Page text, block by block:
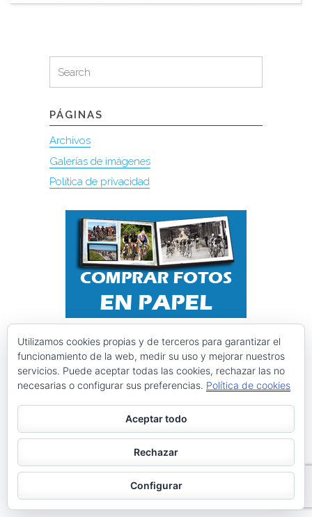
for:
Search
PÁGINAS
Archivos
Galerías de imágenes
Política de privacidad
Instagram @ciclismoasturias
Utilizamos cookies propias y de terceros para garantizar el
funcionamiento de la web, medir su uso y mejorar nuestros
servicios. Puede aceptar todas las cookies, rechazar las no
necesarias o configurar sus preferencias. Política de cookies
Aceptar todo
Rechazar
Configurar